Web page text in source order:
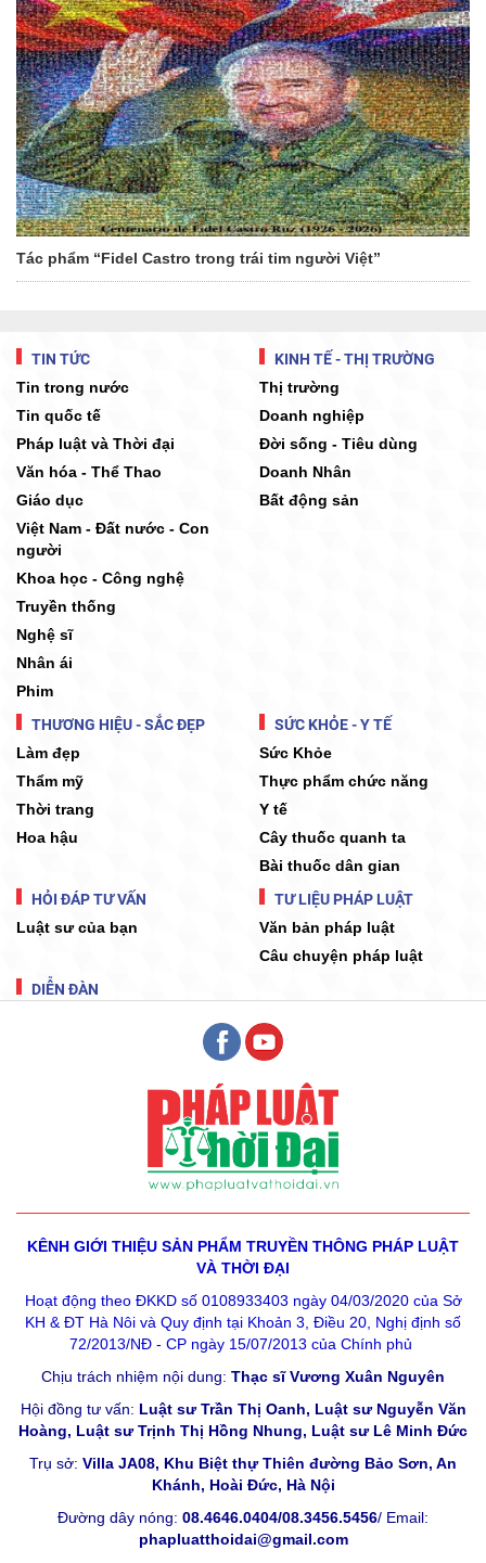
Tác phẩm “Fidel Castro trong trái tim người Việt”
TIN TỨC
Tin trong nước
Tin quốc tế
Pháp luật và Thời đại
Văn hóa - Thể Thao
Giáo dục
Việt Nam - Đất nước - Con
người
Khoa học - Công nghệ
Truyền thống
Nghệ sĩ
Nhân ái
Phim
KINH TẾ - THỊ TRƯỜNG
Thị trường
Doanh nghiệp
Đời sống - Tiêu dùng
Doanh Nhân
Bất động sản
THƯƠNG HIỆU - SẮC ĐẸP
Làm đẹp
Thẩm mỹ
Thời trang
Hoa hậu
SỨC KHỎE - Y TẾ
Sức Khỏe
Thực phẩm chức năng
Y tế
Cây thuốc quanh ta
Bài thuốc dân gian
HỎI ĐÁP TƯ VẤN
Luật sư của bạn
TƯ LIỆU PHÁP LUẬT
Văn bản pháp luật
Câu chuyện pháp luật
DIỄN ĐÀN
KÊNH GIỚI THIỆU SẢN PHẨM TRUYỀN THÔNG PHÁP LUẬT
VÀ THỜI ĐẠI
Hoạt động theo ĐKKD số 0108933403 ngày 04/03/2020 của Sở
KH & ĐT Hà Nôi và Quy định tại Khoản 3, Điều 20, Nghị định số
72/2013/NĐ - CP ngày 15/07/2013 của Chính phủ
Chịu trách nhiệm nội dung: Thạc sĩ Vương Xuân Nguyên
Hội đồng tư vấn: Luật sư Trần Thị Oanh, Luật sư Nguyễn Văn
Hoàng, Luật sư Trịnh Thị Hồng Nhung, Luật sư Lê Minh Đức
Trụ sở: Villa JA08, Khu Biệt thự Thiên đường Bảo Sơn, An
Khánh, Hoài Đức, Hà Nội
Đường dây nóng: 08.4646.0404/08.3456.5456/ Email:
phapluatthoidai@gmail.com